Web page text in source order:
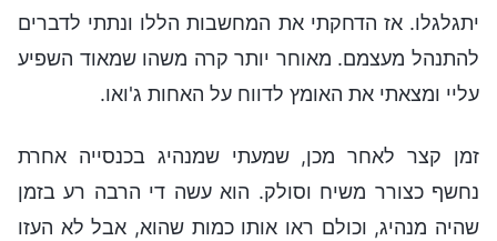
יתגלגלו. אז הדחקתי את המחשבות הללו ונתתי לדברים
להתנהל מעצמם. מאוחר יותר קרה משהו שמאוד השפיע
עליי ומצאתי את האומץ לדווח על האחות ג'ואו.
זמן קצר לאחר מכן, שמעתי שמנהיג בכנסייה אחרת
נחשף כצורר משיח וסולק. הוא עשה די הרבה רע בזמן
שהיה מנהיג, וכולם ראו אותו כמות שהוא, אבל לא העזו